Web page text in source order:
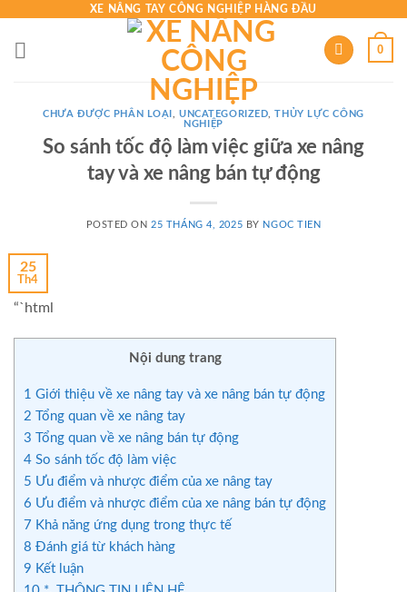
content
XE NÂNG TAY CÔNG NGHIỆP HÀNG ĐẦU
0
CHƯA ĐƯỢC PHÂN LOẠI ,UNCATEGORIZED ,THỦY LỰC CÔNG
NGHIỆP
So sánh tốc độ làm việc giữa xe nâng
tay và xe nâng bán tự động
POSTED ON 25 THÁNG 4, 2025 BY NGOC TIEN
25
Th4
“`html
Nội dung trang
1 Giới thiệu về xe nâng tay và xe nâng bán tự động
2 Tổng quan về xe nâng tay
3 Tổng quan về xe nâng bán tự động
4 So sánh tốc độ làm việc
5 Ưu điểm và nhược điểm của xe nâng tay
6 Ưu điểm và nhược điểm của xe nâng bán tự động
7 Khả năng ứng dụng trong thực tế
8 Đánh giá từ khách hàng
9 Kết luận